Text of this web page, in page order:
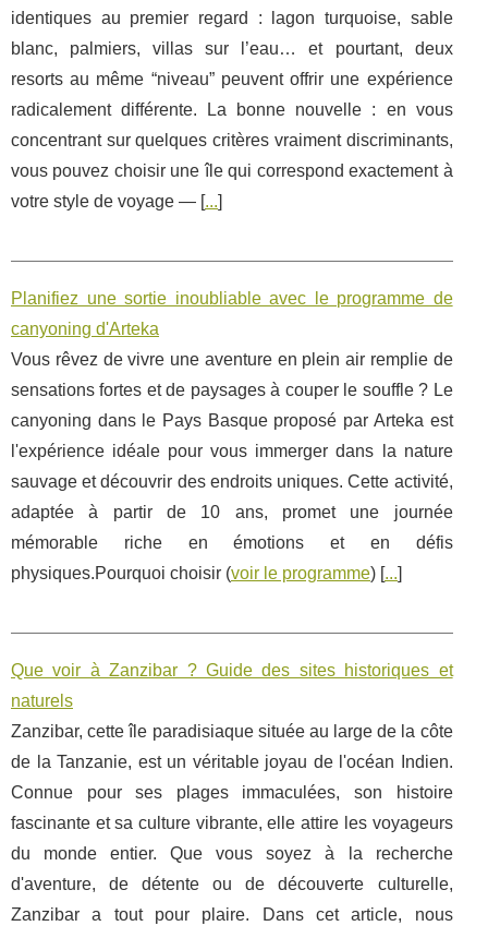
identiques au premier regard : lagon turquoise, sable
blanc, palmiers, villas sur l’eau… et pourtant, deux
resorts au même “niveau” peuvent offrir une expérience
radicalement différente. La bonne nouvelle : en vous
concentrant sur quelques critères vraiment discriminants,
vous pouvez choisir une île qui correspond exactement à
votre style de voyage — [...]
Planifiez une sortie inoubliable avec le programme de
canyoning d'Arteka
Vous rêvez de vivre une aventure en plein air remplie de
sensations fortes et de paysages à couper le souffle ? Le
canyoning dans le Pays Basque proposé par Arteka est
l'expérience idéale pour vous immerger dans la nature
sauvage et découvrir des endroits uniques. Cette activité,
adaptée à partir de 10 ans, promet une journée
mémorable riche en émotions et en défis
physiques.Pourquoi choisir (voir le programme) [...]
Que voir à Zanzibar ? Guide des sites historiques et
naturels
Zanzibar, cette île paradisiaque située au large de la côte
de la Tanzanie, est un véritable joyau de l'océan Indien.
Connue pour ses plages immaculées, son histoire
fascinante et sa culture vibrante, elle attire les voyageurs
du monde entier. Que vous soyez à la recherche
d'aventure, de détente ou de découverte culturelle,
Zanzibar a tout pour plaire. Dans cet article, nous